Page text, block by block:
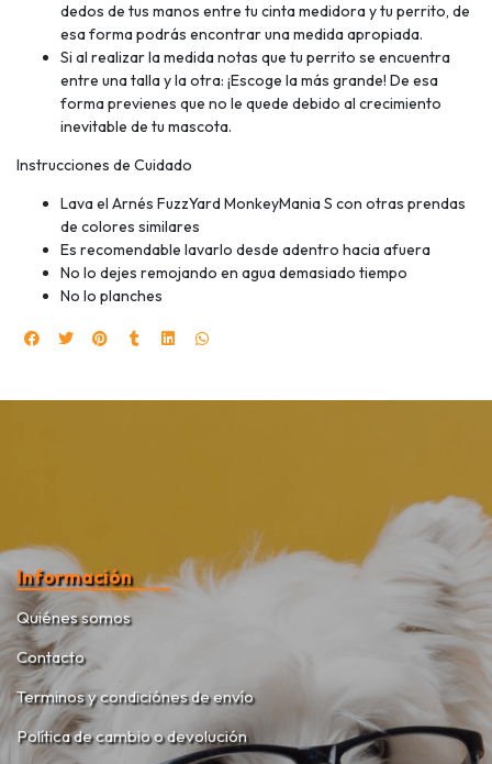
dedos de tus manos entre tu cinta medidora y tu perrito, de
esa forma podrás encontrar una medida apropiada.
Si al realizar la medida notas que tu perrito se encuentra
entre una talla y la otra: ¡Escoge la más grande! De esa
forma previenes que no le quede debido al crecimiento
inevitable de tu mascota.
Instrucciones de Cuidado
Lava el Arnés FuzzYard MonkeyMania S con otras prendas
de colores similares
Es recomendable lavarlo desde adentro hacia afuera
No lo dejes remojando en agua demasiado tiempo
No lo planches
Información
Quiénes somos
Contacto
Terminos y condiciónes de envío
Política de cambio o devolución